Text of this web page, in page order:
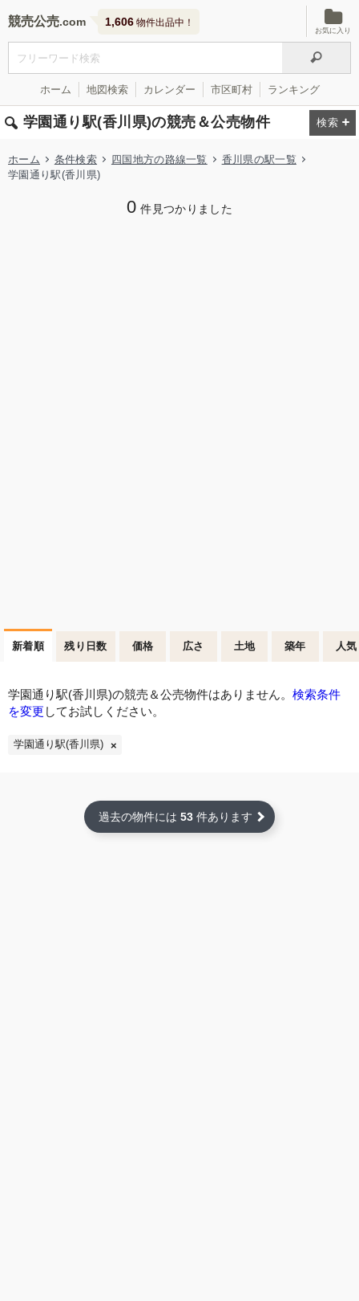
競売公売 1,606 物件出品中！
お気に入り
ホーム 地図検索 カレンダー 市区町村 ランキング
学園通り駅(香川県)の競売＆公売物件
ホーム 条件検索 四国地方の路線一覧
香川県の駅一覧
学園通り駅(香川県)
0 件見つかりました
新着順 残り日数 価格 広さ 土地 築年 人気
学園通り駅(香川県)の競売＆公売物件はありません。 検索条件
を変更 してお試しください。
学園通り駅(香川県)
過去の物件には 53 件あります